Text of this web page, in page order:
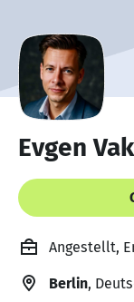
Evgen
Angestellt,
Berlin,